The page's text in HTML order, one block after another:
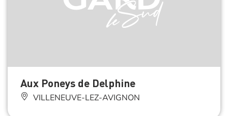
Aux Poneys de Delphine
VILLENEUVE-LEZ-AVIGNON